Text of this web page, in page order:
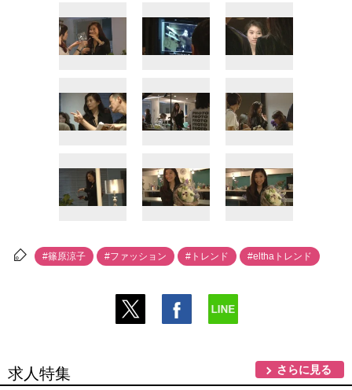
#篠原涼子 #ファッション #トレンド #elthaトレンド
求人特集 さらに見る